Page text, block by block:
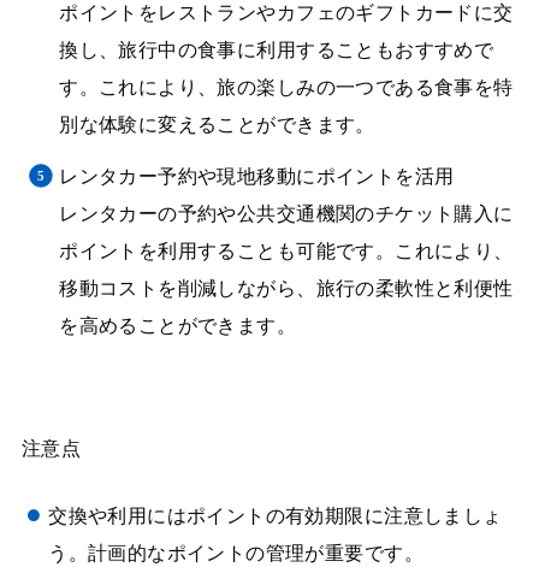
ポイントをレストランやカフェのギフトカードに交
換し、旅行中の食事に利用することもおすすめで
す。これにより、旅の楽しみの一つである食事を特
別な体験に変えることができます。
レンタカー予約や現地移動にポイントを活用
レンタカーの予約や公共交通機関のチケット購入に
ポイントを利用することも可能です。これにより、
移動コストを削減しながら、旅行の柔軟性と利便性
を高めることができます。
注意点
交換や利用にはポイントの有効期限に注意しましょ
う。計画的なポイントの管理が重要です。